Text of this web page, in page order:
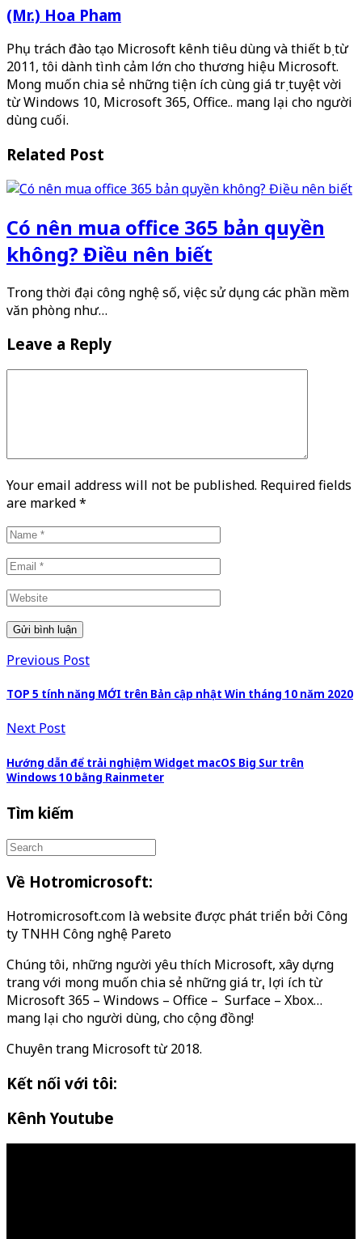
(Mr.) Hoa Pham
Phụ trách đào tạo Microsoft kênh tiêu dùng và thiết bị từ
2011, tôi dành tình cảm lớn cho thương hiệu Microsoft.
Mong muốn chia sẻ những tiện ích cùng giá trị tuyệt vời
từ Windows 10, Microsoft 365, Office.. mang lại cho người
dùng cuối.
Related Post
Có nên mua office 365 bản quyền
không? Điều nên biết
Trong thời đại công nghệ số, việc sử dụng các phần mềm
văn phòng như…
Leave a Reply
Your email address will not be published. Required fields
are marked*
Previous Post
TOP 5 tính năng MỚI trên Bản cập nhật Win tháng 10 năm 2020
Next Post
Hướng dẫn để trải nghiệm Widget macOS Big Sur trên
Windows 10 bằng Rainmeter
Tìm kiếm
Về Hotromicrosoft:
Hotromicrosoft.com là website được phát triển bởi Công
ty TNHH Công nghệ Pareto
Chúng tôi, những người yêu thích Microsoft, xây dựng
trang với mong muốn chia sẻ những giá trị, lợi ích từ
Microsoft 365 – Windows – Office – Surface – Xbox…
mang lại cho người dùng, cho cộng đồng!
Chuyên trang Microsoft từ 2018.
Kết nối với tôi:
Kênh Youtube